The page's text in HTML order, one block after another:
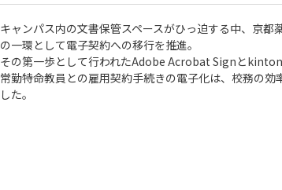
キャンパス内の文書保管スペースがひっ迫する中、京都
の一環として電子契約への移行を推進。
その第一歩として行われたAdobe Acrobat Signと
常勤特命教員との雇用契約手続きの電子化は、校務の効
した。